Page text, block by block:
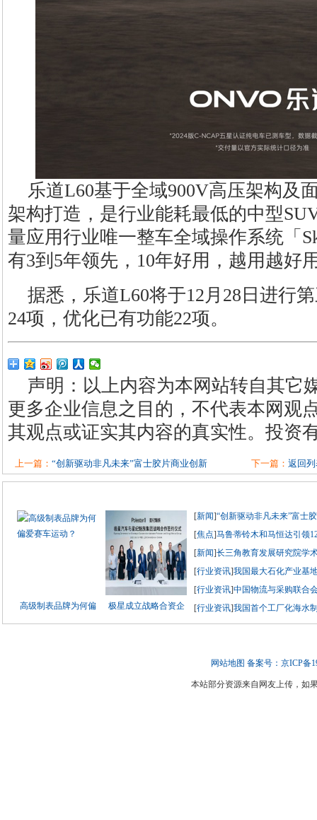
乐道L60基于全域900V高压架构及
架构打造，是行业能耗最低的中型
量应用行业唯一整车全域操作系统「
有3到5年领先，10年好用，越用越好
据悉，乐道L60将于12月28日进行
24项，优化已有功能22项。
声明：以上内容为本网站转自其它
更多企业信息之目的，不代表本网观
其观点或证实其内容的真实性。投资
上一篇： “创新驱动非凡未来”富士胶片商业创新 下一篇： 返回
高级制表品牌为何偏 极星成立战略合资企
[新闻]“创新驱动非凡未来”富士
[焦点]马鲁蒂铃木和马恒达引领
[新闻]长三角教育发展研究院学
[行业资讯]我国最大石化产业基
[行业资讯]中国物流与采购联合
[行业资讯]我国首个工厂化海水
网站地图 备案号：京ICP备
本站部分资源来自网友上传，如